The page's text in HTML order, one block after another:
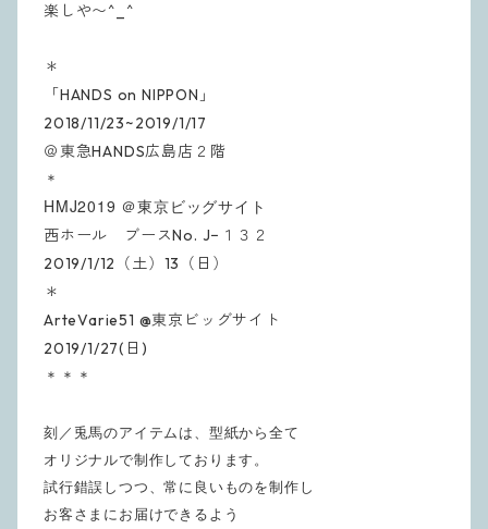
楽しや〜^_^
＊
「HANDS on NIPPON」
2018/11/23~2019/1/17
＠東急HANDS広島店２階
＊
HMJ2019 ＠東京ビッグサイト
西ホール ブースNo. J−１３２
2019/1/12（土）13（日）
＊
ArteVarie51 @東京ビッグサイト
2019/1/27(日)
＊＊＊
刻／兎馬のアイテムは、型紙から全て
オリジナルで制作しております。
試行錯誤しつつ、常に良いものを制作し
お客さまにお届けできるよう